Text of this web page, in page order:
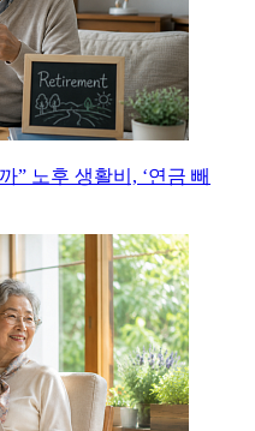
” 노후 생활비, ‘연금 빼